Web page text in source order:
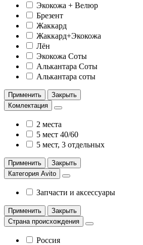
Экокожа + Велюр
Брезент
Жаккард
Жаккард+Экокожа
Лён
Экокожа Соты
Алькантара Соты
Алькантара соты
Применить
Закрыть
Комлектация
2 места
5 мест 40/60
5 мест, 3 отдельных
Применить
Закрыть
Категория Avito
Запчасти и аксессуары
Применить
Закрыть
Страна происхождения
Россия